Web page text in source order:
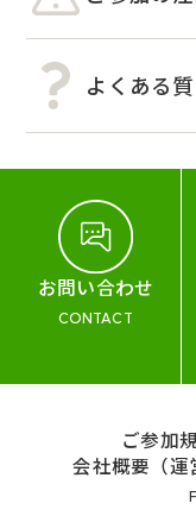
よくある
お問い合わせ
CONTACT
ご参加
会社概要（運